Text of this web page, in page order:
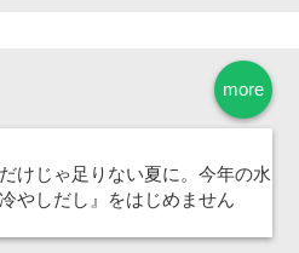
more
だけじゃ足りない夏に。今年の水
やしだし』をはじめません